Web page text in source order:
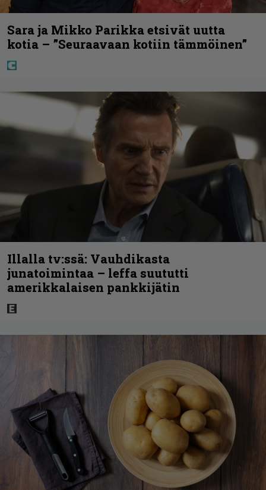
Sara ja Mikko Parikka etsivät uutta
kotia – ”Seuraavaan kotiin tämmöinen”
Illalla tv:ssä: Vauhdikasta
junatoimintaa – leffa suututti
amerikkalaisen pankkijätin